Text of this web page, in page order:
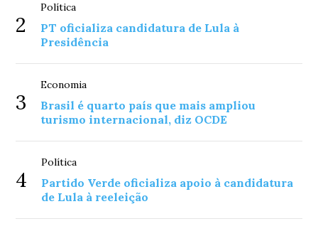
2
Política
PT oficializa candidatura de Lula à
Presidência
3
Economia
Brasil é quarto país que mais ampliou
turismo internacional, diz OCDE
4
Política
Partido Verde oficializa apoio à candidatura
de Lula à reeleição